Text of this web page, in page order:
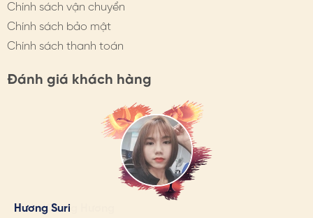
Chính sách vận chuyển
Chính sách bảo mật
Chính sách thanh toán
Đánh giá khách hàng
Hương Suri
Đoàn Giang Hương
Ngọc Anh